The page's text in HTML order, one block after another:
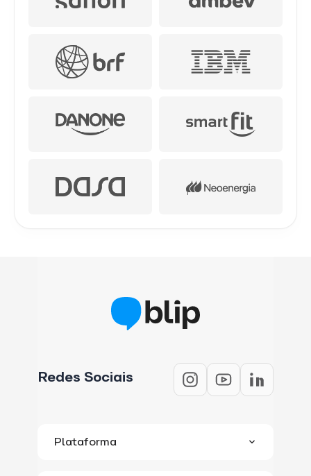
Redes Sociais
Plataforma